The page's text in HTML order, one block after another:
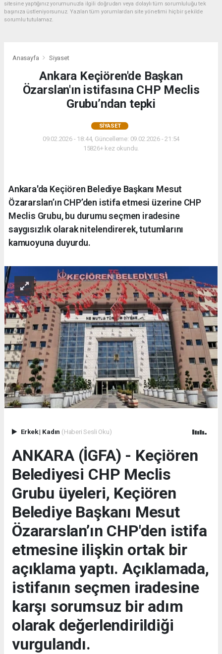
sitesine yaptığınız yorumunuzla ilgili doğrudan veya dolaylı tüm sorumluluğu tek
başınıza üstleniyorsunuz. Yazılan tüm yorumlardan site yönetimi hiçbir şekilde
sorumlu tutulamaz.
Anasayfa Siyaset
Ankara Keçiören'de Başkan
Özarslan'ın istifasına CHP Meclis
Grubu’ndan tepki
SIYASET
09.02.2026 - 18:44, Güncelleme: 09.02.2026 - 21:54
15826+ kez okundu.
Ankara'da Keçiören Belediye Başkanı Mesut
Özararslan’ın CHP’den istifa etmesi üzerine CHP
Meclis Grubu, bu durumu seçmen iradesine
saygısızlık olarak nitelendirerek, tutumlarını
kamuoyuna duyurdu.
Erkek| Kadın (Haberi Sesli Oku)
ANKARA (İGFA) - Keçiören
Belediyesi CHP Meclis
Grubu üyeleri, Keçiören
Belediye Başkanı Mesut
Özararslan’ın CHP'den istifa
etmesine ilişkin ortak bir
açıklama yaptı. Açıklamada,
istifanın seçmen iradesine
karşı sorumsuz bir adım
olarak değerlendirildiği
vurgulandı.